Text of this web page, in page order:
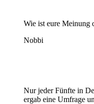
Wie ist eure Meinung
Nobbi
Nur jeder Fünfte in
ergab eine Umfrage